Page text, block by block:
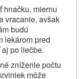
hnačku, miernu
vracanie, avšak
budú
lekárom pred
po liečbe.
zníženie počtu
môže